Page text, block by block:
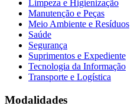
Limpeza e Higienização
Manutenção e Peças
Meio Ambiente e Resíduos
Saúde
Segurança
Suprimentos e Expediente
Tecnologia da Informação
Transporte e Logística
Modalidades